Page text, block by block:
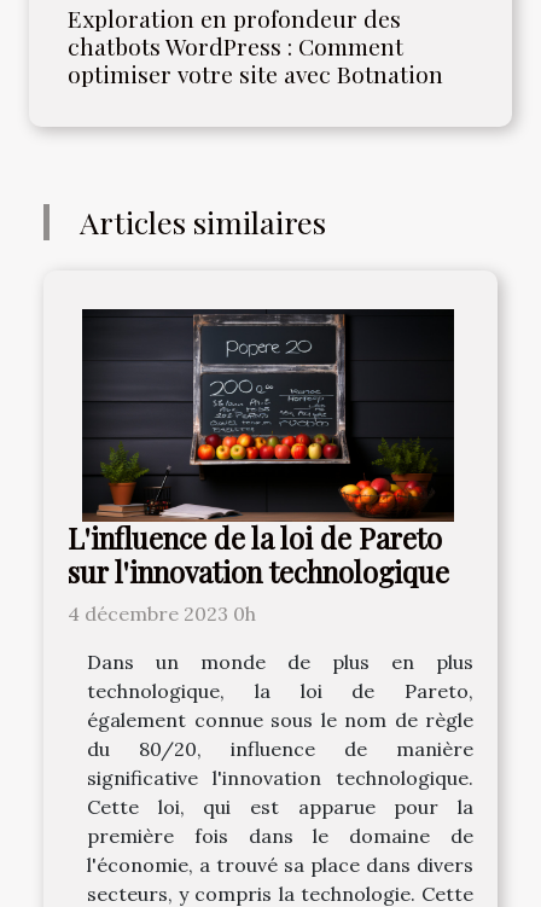
Exploration en profondeur des
chatbots WordPress : Comment
optimiser votre site avec Botnation
Articles similaires
L'influence de la loi de Pareto
sur l'innovation technologique
4 décembre 2023 0h
Dans un monde de plus en plus
technologique, la loi de Pareto,
également connue sous le nom de règle
du 80/20, influence de manière
significative l'innovation technologique.
Cette loi, qui est apparue pour la
première fois dans le domaine de
l'économie, a trouvé sa place dans divers
secteurs, y compris la technologie. Cette